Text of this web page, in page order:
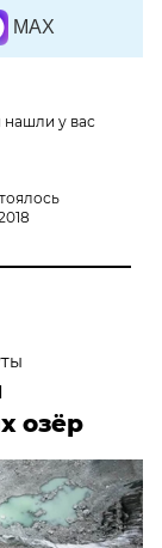
MAX
нашли у вас
озёр